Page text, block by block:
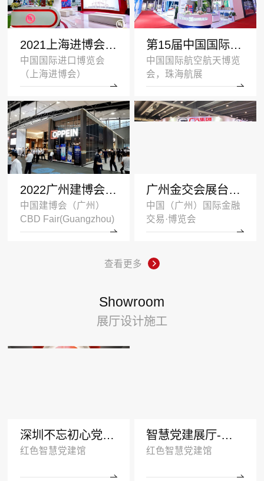
2021上海进博会展台设计搭建案例-UL-深圳展览设计公司
中国国际进口博览会
（上海进博会）
第15届中国国际航空航天博览会展台设计案例_海斯坦普
中国国际航空航天博览
会，珠海航展
2022广州建博会双层展台设计搭建案例_欧派家居
中国建博会（广州）
CBD Fair(Guangzhou)
广州金交会展台设计案例_广汽集团
中国（广州）国际金融
交易·博览会
查看更多
Showroom
展厅设计施工
深圳不忘初心党建展厅
红色智慧党建馆
智慧党建展厅-塑造红色传承
红色智慧党建馆